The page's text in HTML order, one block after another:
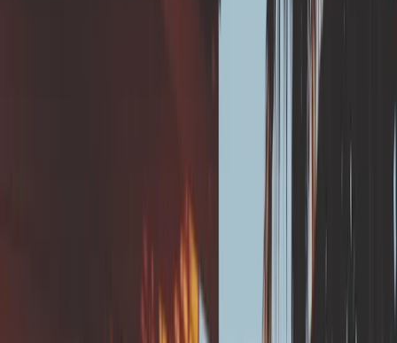
En complément du raccordement aux réseaux
Ou lorsque les réseaux d'évacuation des eaux ne
Le dispositif d’infiltrations des eaux à la parcelle est
complémentaire à la mise en œuvre d’évacuations
Un essai de perméabilité du sol de type porchet est
indispensable avant tous travaux en lien avec
l'infiltration des eaux pluviales.
L'infiltration doit se faire à une distance minimale
des fondations suffisantes et dans des dispositifs